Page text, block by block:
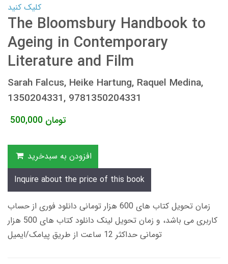
کلیک کنید
The Bloomsbury Handbook to
Ageing in Contemporary
Literature and Film
Sarah Falcus, Heike Hartung, Raquel Medina,
1350204331, 9781350204331
500,000 تومان
افزودن به سبدخرید
Inquire about the price of this book
زمان تحویل کتاب های 600 هزار تومانی دانلود فوری از حساب
کاربری می باشد، و زمان تحویل لینک دانلود کتاب های 500 هزار
تومانی حداکثر 12 ساعت از طریق پیامک/ایمیل